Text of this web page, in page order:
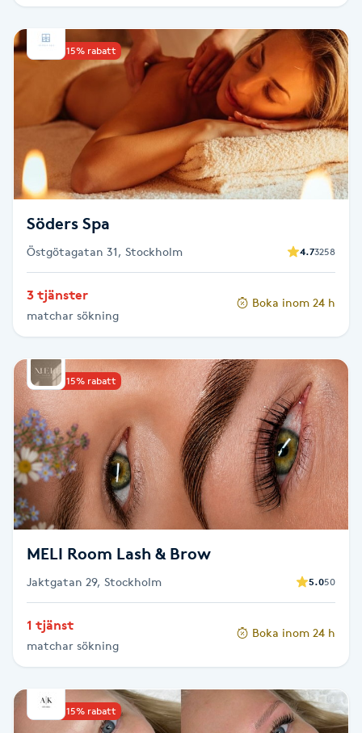
Slingor
Spa manikyr & pedikyr
Spa-pedikyr
Spraytan
Sugaring
Svensk massage
Svettbehandling
T
Taktil massage
Tandblekning
Tatuering
Upp till 15% rabatt
Söders Spa
Östgötagatan 31, Stockholm 4.73258
3 tjänster
matchar sökning
Boka inom 24 h
Upp till 15% rabatt
MELI Room Lash & Brow
Jaktgatan 29, Stockholm 5.050
1 tjänst
matchar sökning
Boka inom 24 h
Upp till 15% rabatt